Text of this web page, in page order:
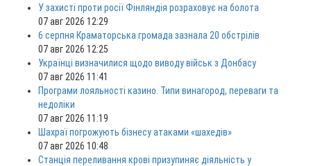
У захисті проти росії Фінляндія розраховує на болота
07 авг 2026 12:29
6 серпня Краматорська громада зазнала 20 обстрілів
07 авг 2026 12:25
Українці визначилися щодо виводу військ з Донбасу
07 авг 2026 11:41
Програми лояльності казино. Типи винагород, переваги та
недоліки
07 авг 2026 11:19
Шахраї погрожують бізнесу атаками «шахедів»
07 авг 2026 10:48
Станція переливання крові призупиняє діяльність у